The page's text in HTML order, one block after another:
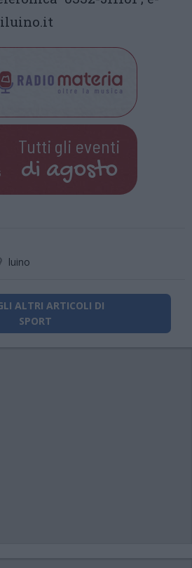
Tutti gli eventi
di agosto
luino
ALTRI ARTICOLI DI
SPORT